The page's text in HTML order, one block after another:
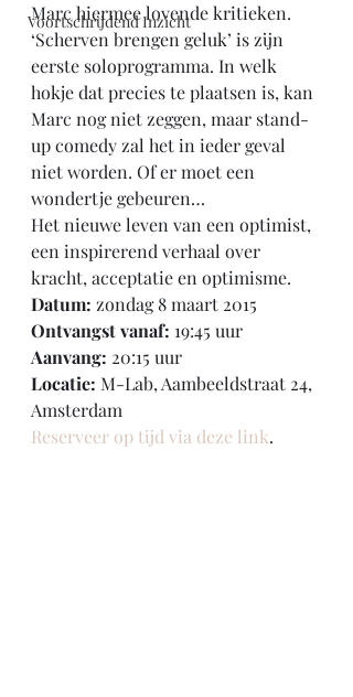
Voortschrijdend Inzicht
Marc hiermee lovende kritieken.
‘Scherven brengen geluk’ is zijn
eerste soloprogramma. In welk
hokje dat precies te plaatsen is, kan
Marc nog niet zeggen, maar stand-
up comedy zal het in ieder geval
niet worden. Of er moet een
wondertje gebeuren…
Het nieuwe leven van een optimist,
een inspirerend verhaal over
kracht, acceptatie en optimisme.
Datum: zondag 8 maart 2015
Ontvangst vanaf: 19:45 uur
Aanvang: 20:15 uur
Locatie: M-Lab, Aambeeldstraat 24,
Amsterdam
Reserveer op tijd via deze link.